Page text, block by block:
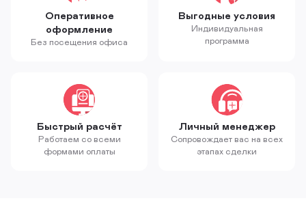
Оперативное
оформление
Без посещения офиса
Выгодные условия
Индивидуальная
программа
Быстрый расчёт
Работаем со всеми
формами оплаты
Личный менеджер
Сопровождает вас на всех
этапах сделки